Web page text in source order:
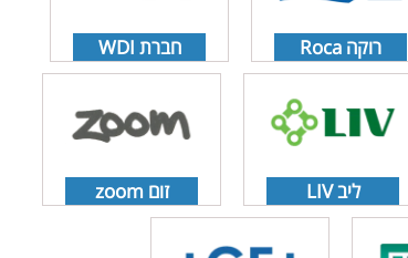
רוקה Roca חברת WDI
ליב LIV זום zoom